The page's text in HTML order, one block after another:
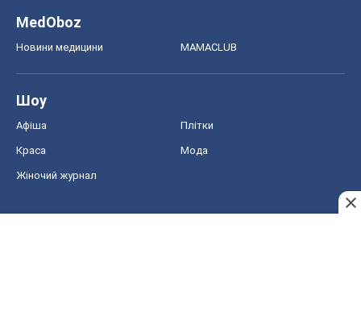
MedOboz
Новини медицини MAMACLUB
Шоу
Афіша Плітки
Краса Мода
Жіночий журнал